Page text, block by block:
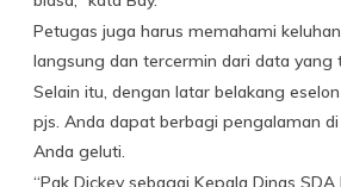
Petugas juga harus memahami
langsung dan tercermin dari data yang
Selain itu, dengan latar belakang
pjs. Anda dapat berbagi pengalaman
Anda geluti.
“Pak Dickey sebagai Kepala Dinas